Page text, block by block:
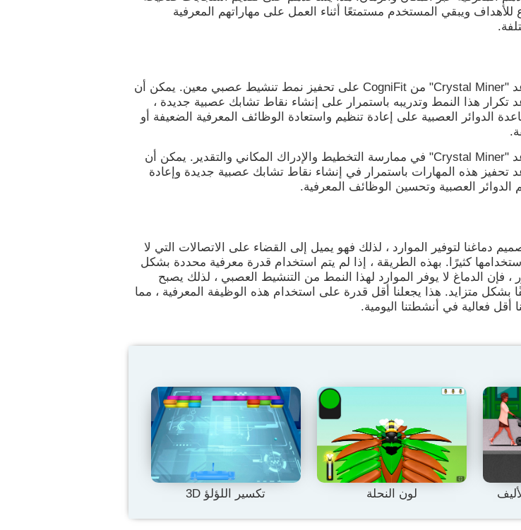
للأهداف ويبقي المستخدم مستمتعًا أثناء العمل على مهاراتهم المعرفية
يساعد "Crystal Miner" من CogniFit على تحفيز نمط تنشيط عصبي معين. يمكن أن
تكرار هذا النمط وتدريبه باستمرار على إنشاء نقاط تشابك عصبية جديدة ،
الدوائر العصبية على إعادة تنظيم واستعادة الوظائف المعرفية الضعيفة أو
يساعد "Crystal Miner" في ممارسة التخطيط والإدراك المكاني والتقدير. يمكن أن
تحفيز هذه المهارات باستمرار في إنشاء نقاط تشابك عصبية جديدة وإعادة
الدوائر العصبية وتحسين الوظائف المعرفية.
دماغنا لتوفير الموارد ، لذلك فهو يميل إلى القضاء على الاتصالات التي لا
كثيرًا. بهذه الطريقة ، إذا لم يتم استخدام قدرة معرفية محددة بشكل
، فإن الدماغ لا يوفر الموارد لهذا النمط من التنشيط العصبي ، لذلك يصبح
بشكل متزايد. هذا يجعلنا أقل قدرة على استخدام هذه الوظيفة المعرفية ، مما
أقل فعالية في أنشطتنا اليومية.
لون النحلة تكسير اللؤلؤ 3D